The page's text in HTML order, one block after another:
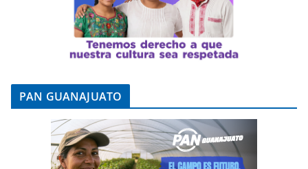
PAN GUANAJUATO